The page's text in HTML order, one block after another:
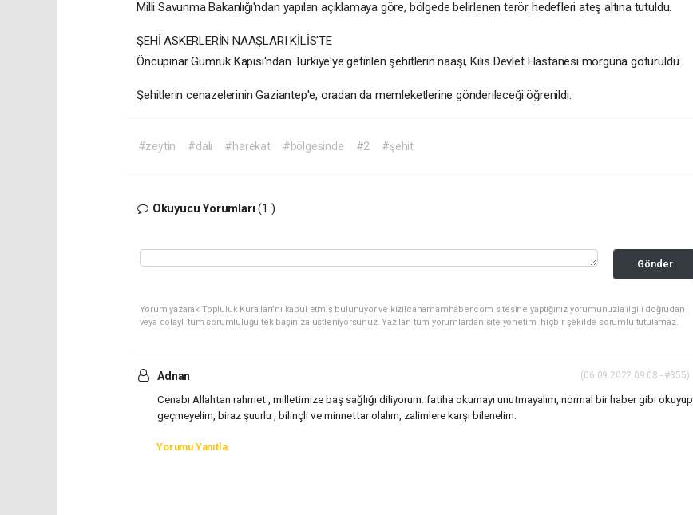
Milli Savunma Bakanlığı'ndan yapılan açıklamaya göre, bölgede belirlenen terör hedefleri ateş altına tutuldu.
ŞEHİ ASKERLERİN NAAŞLARI KİLİS'TE
Öncüpınar Gümrük Kapısı'ndan Türkiye'ye getirilen şehitlerin naaşı, Kilis Devlet Hastanesi morguna götürüldü.
Şehitlerin cenazelerinin Gaziantep'e, oradan da memleketlerine gönderileceği öğrenildi.
#zeytin #dalı #harekat #bölgesinde #2 #şehit
Okuyucu Yorumları(1 )
Gönder
Yorum yazarak Topluluk Kuralları’nı kabul etmiş bulunuyor ve kizilcahamamhaber.com sitesine yaptığınız yorumunuzla ilgili doğrudan
veya dolaylı tüm sorumluluğu tek başınıza üstleniyorsunuz. Yazılan tüm yorumlardan site yönetimi hiçbir şekilde sorumlu tutulamaz.
Adnan (06.09.2022 09:08 - #355)
Cenabı Allahtan rahmet , milletimize baş sağlığı diliyorum. fatiha okumayı unutmayalım, normal bir haber gibi okuyup
geçmeyelim, biraz şuurlu , bilinçli ve minnettar olalım, zalimlere karşı bilenelim.
Yorumu Yanıtla